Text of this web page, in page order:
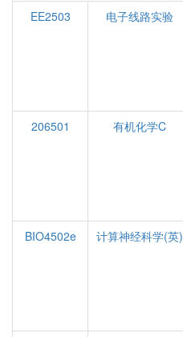
EE2503 电子线路实验
206501
有机化学C
BIO4502e
计算神经科学(英)